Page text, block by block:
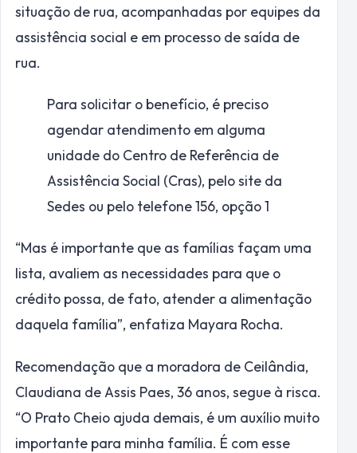
situação de rua, acompanhadas por equipes da
assistência social e em processo de saída de
rua.
Para solicitar o benefício, é preciso
agendar atendimento em alguma
unidade do Centro de Referência de
Assistência Social (Cras), pelo site da
Sedes ou pelo telefone 156, opção 1
“Mas é importante que as famílias façam uma
lista, avaliem as necessidades para que o
crédito possa, de fato, atender a alimentação
daquela família”, enfatiza Mayara Rocha.
Recomendação que a moradora de Ceilândia,
Claudiana de Assis Paes, 36 anos, segue à risca.
“O Prato Cheio ajuda demais, é um auxílio muito
importante para minha família. É com esse